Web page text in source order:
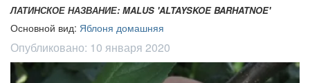
ЛАТИНСКОЕ НАЗВАНИЕ: MALUS 'ALTAYSKOE BARHATNOE'
Основной вид: Яблоня домашняя
Опубликовано: 10 января 2020